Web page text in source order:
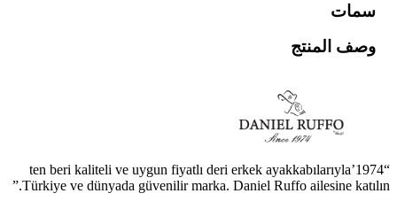
سمات
وصف المنتج
“1974’ten beri kaliteli ve uygun fiyatlı deri erkek ayakkabılarıyla
Türkiye ve dünyada güvenilir marka. Daniel Ruffo ailesine katılın.”